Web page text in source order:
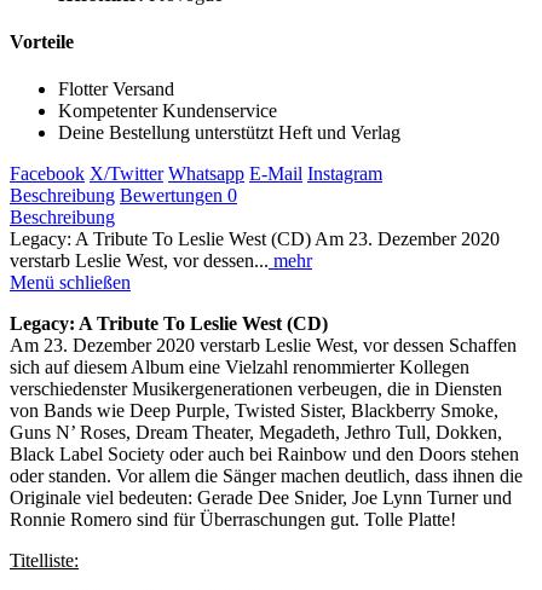
Vorteile
Flotter Versand
Kompetenter Kundenservice
Deine Bestellung unterstützt Heft und Verlag
Facebook X/Twitter Whatsapp E-Mail Instagram
Beschreibung Bewertungen 0
Beschreibung
Legacy: A Tribute To Leslie West (CD) Am 23. Dezember 2020
verstarb Leslie West, vor dessen... mehr
Menü schließen
Legacy: A Tribute To Leslie West (CD)
Am 23. Dezember 2020 verstarb Leslie West, vor dessen Schaffen
sich auf diesem Album eine Vielzahl renommierter Kollegen
verschiedenster Musikergenerationen verbeugen, die in Diensten
von Bands wie Deep Purple, Twisted Sister, Blackberry Smoke,
Guns N’ Roses, Dream Theater, Megadeth, Jethro Tull, Dokken,
Black Label Society oder auch bei Rainbow und den Doors stehen
oder standen. Vor allem die Sänger machen deutlich, dass ihnen die
Originale viel bedeuten: Gerade Dee Snider, Joe Lynn Turner und
Ronnie Romero sind für Überraschungen gut. Tolle Platte!
Titelliste: